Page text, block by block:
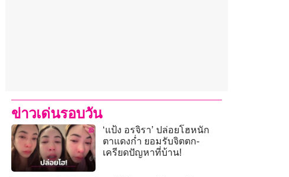
ข่าวเด่นรอบวัน
‘แป้ง อรจิรา’ ปล่อยโฮหนัก
ตาแดงก่ำ ยอมรับจิตตก-
เครียดปัญหาที่บ้าน!